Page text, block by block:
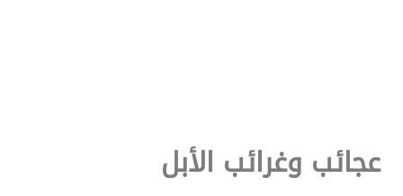
عجائب وغرائب الأبل